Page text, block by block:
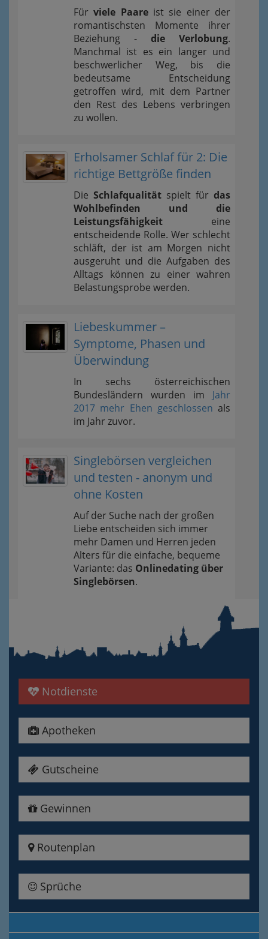
Fürviele Paareist sie einer der
romantischsten Momente ihrer
Beziehung - die Verlobung.
Manchmal ist es ein langer und
beschwerlicher Weg, bis die
bedeutsame Entscheidung
getroffen wird, mit dem Partner
den Rest des Lebens verbringen
zu wollen.
Erholsamer Schlaf für 2: Die
richtige Bettgröße finden
Die Schlafqualität spielt für das
Wohlbefinden und die
Leistungsfähigkeit eine
entscheidende Rolle. Wer schlecht
schläft, der ist am Morgen nicht
ausgeruht und die Aufgaben des
Alltags können zu einer wahren
Belastungsprobe werden.
Liebeskummer –
Symptome, Phasen und
Überwindung
In sechs österreichischen
Bundesländern wurden im Jahr
2017 mehr Ehen geschlossen als
im Jahr zuvor.
Singlebörsen vergleichen
und testen - anonym und
ohne Kosten
Auf der Suche nach der großen
Liebe entscheiden sich immer
mehr Damen und Herren jeden
Alters für die einfache, bequeme
Variante: das Onlinedating über
Singlebörsen.
Notdienste
Apotheken
Gutscheine
Gewinnen
Routenplan
Sprüche